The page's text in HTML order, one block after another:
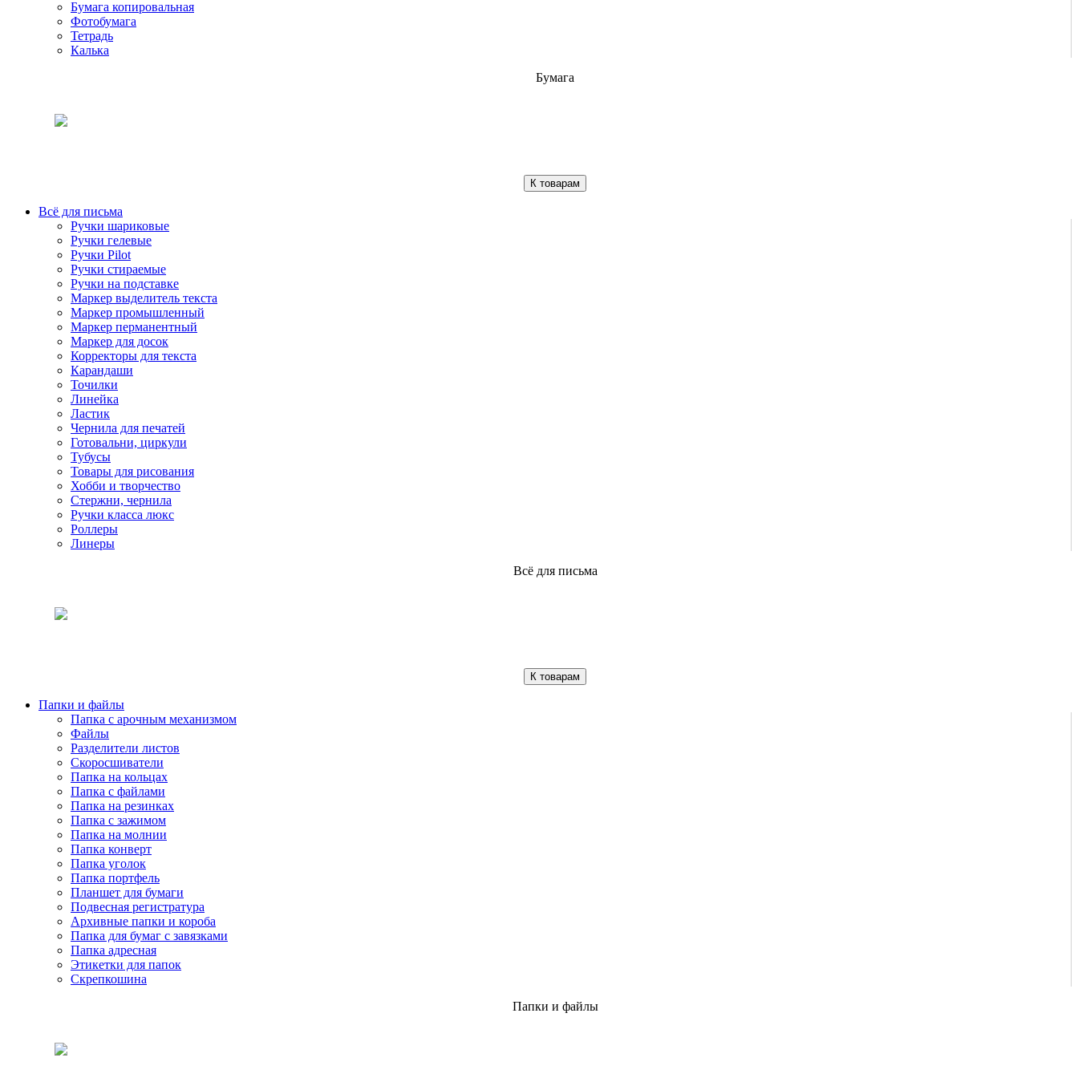
Бумага копировальная
Фотобумага
Тетрадь
Калька
Бумага
К товарам
Всё для письма
Ручки шариковые
Ручки гелевые
Ручки Pilot
Ручки стираемые
Ручки на подставке
Маркер выделитель текста
Маркер промышленный
Маркер перманентный
Маркер для досок
Корректоры для текста
Карандаши
Точилки
Линейка
Ластик
Чернила для печатей
Готовальни, циркули
Тубусы
Товары для рисования
Хобби и творчество
Стержни, чернила
Ручки класса люкс
Роллеры
Линеры
Всё для письма
К товарам
Папки и файлы
Папка с арочным механизмом
Файлы
Разделители листов
Скоросшиватели
Папка на кольцах
Папка с файлами
Папка на резинках
Папка с зажимом
Папка на молнии
Папка конверт
Папка уголок
Папка портфель
Планшет для бумаги
Подвесная регистратура
Архивные папки и короба
Папка для бумаг с завязками
Папка адресная
Этикетки для папок
Скрепкошина
Папки и файлы